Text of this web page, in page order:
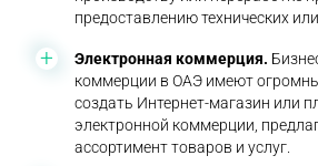
предоставлению технических
Электронная коммерция.
коммерции в ОАЭ имеют
создать Интернет-магазин или
электронной коммерции,
ассортимент товаров и услуг.